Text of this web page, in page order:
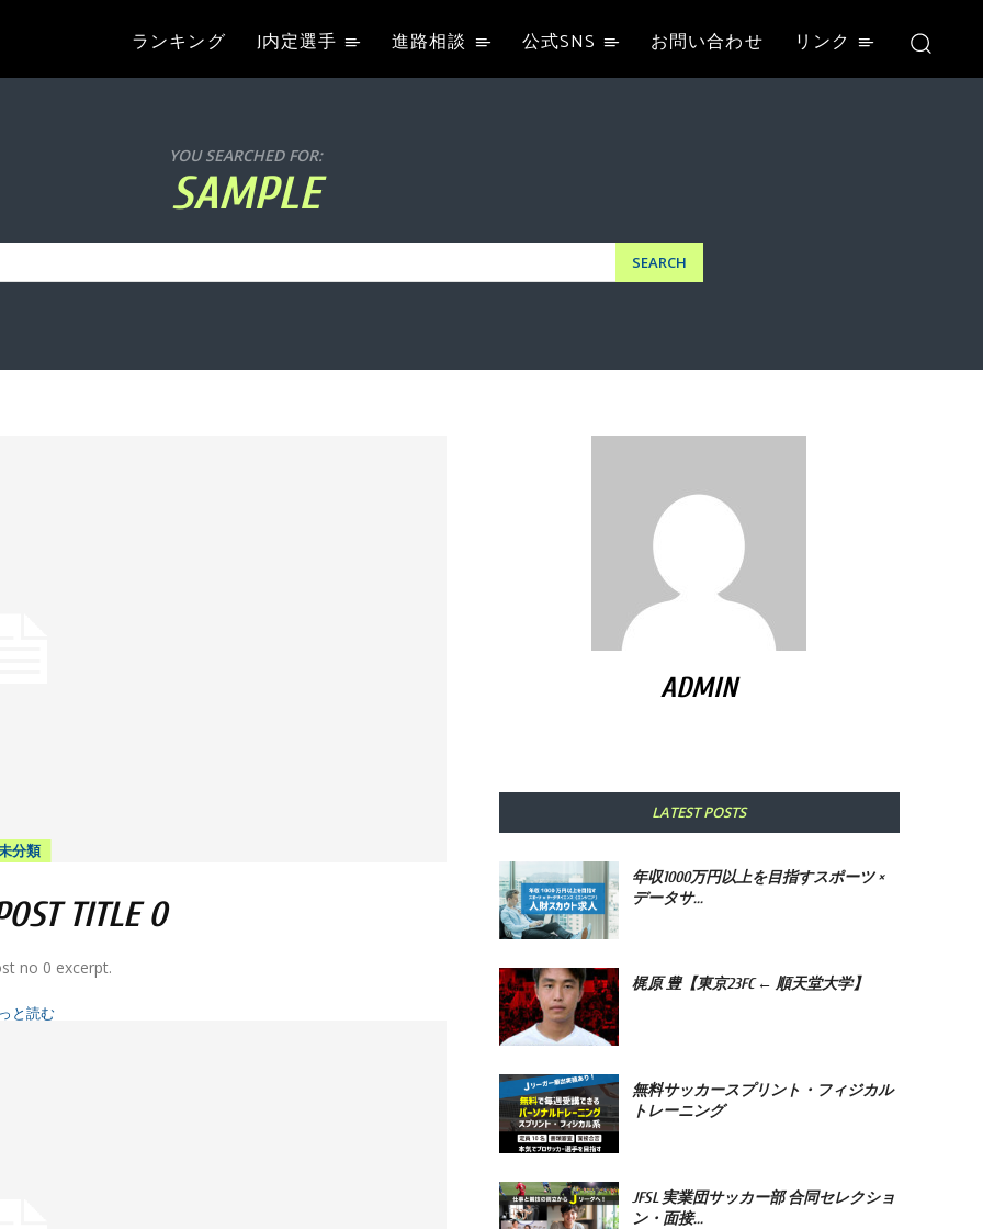
ランキング J内定選手 進路相談 公式SNS お問い合わせ リンク
YOU SEARCHED FOR:
SAMPLE
SEARCH
分類
TITLE 0
no 0 excerpt.
と読む
ADMIN
LATEST POSTS
年収1000万円以上を目指すスポーツ ×
データサ...
梶原 豊【東京23FC ← 順天堂大学】
無料サッカースプリント・フィジカル
トレーニング
JFSL 実業団サッカー部 合同セレクショ
ン・面接...